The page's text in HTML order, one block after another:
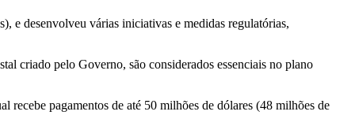
e desenvolveu várias iniciativas e medidas regulatórias,
criado pelo Governo, são considerados essenciais no plano
pagamentos de até 50 milhões de dólares (48 milhões de